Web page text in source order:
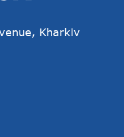
Kharkiv